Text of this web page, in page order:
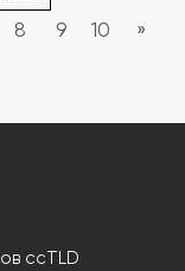
8 9 10 »
ccTLD